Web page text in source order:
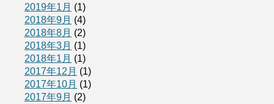
2019年1月 (1)
2018年9月 (4)
2018年8月 (2)
2018年3月 (1)
2018年1月 (1)
2017年12月 (1)
2017年10月 (1)
2017年9月 (2)